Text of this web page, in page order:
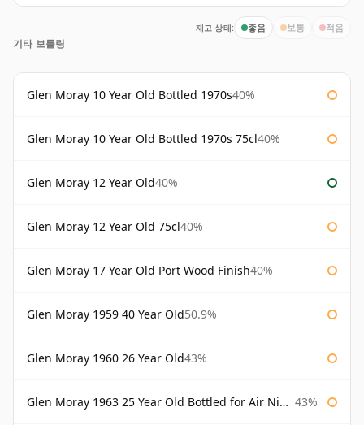
재고 상태: 좋음 보통 적음
기타 보틀링
Glen Moray 10 Year Old Bottled 1970s40%
Glen Moray 10 Year Old Bottled 1970s 75cl40%
Glen Moray 12 Year Old40%
Glen Moray 12 Year Old 75cl40%
Glen Moray 17 Year Old Port Wood Finish40%
Glen Moray 1959 40 Year Old50.9%
Glen Moray 1960 26 Year Old43%
Glen Moray 1963 25 Year Old Bottled for Air Nippon 43%